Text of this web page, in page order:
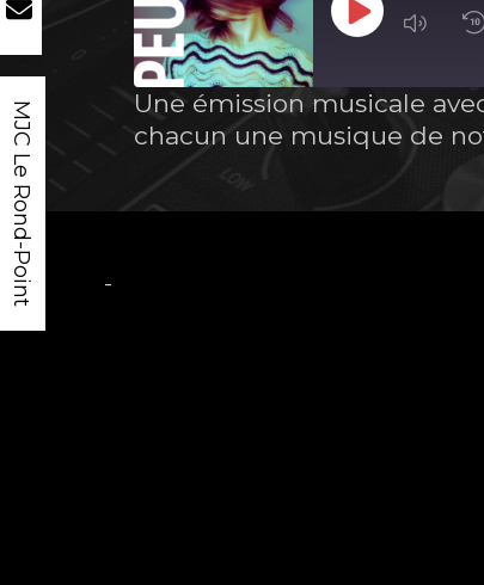
Play
Une émission musicale
chacun une musique de
-
MJC Le Rond-Point